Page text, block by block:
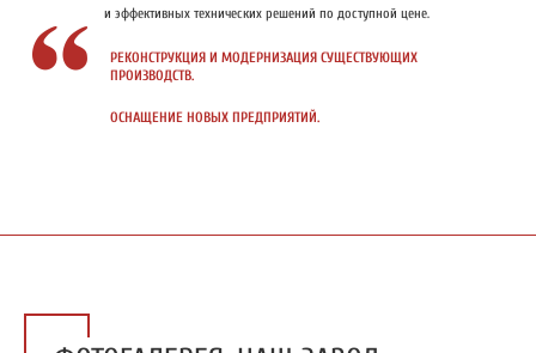
и эффективных технических решений по доступной цене.
РЕКОНСТРУКЦИЯ И МОДЕРНИЗАЦИЯ СУЩЕСТВУЮЩИХ
ПРОИЗВОДСТВ.
ОСНАЩЕНИЕ НОВЫХ ПРЕДПРИЯТИЙ.